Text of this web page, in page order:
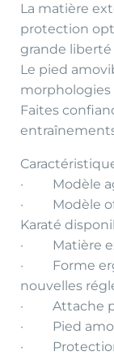
La matière
protection
grande
Le pied
morphologies
Faites
· Modèle
· Modèle
Karaté
· Matière
· Forme
nouvelles
· Attache
· Pied
· Protection